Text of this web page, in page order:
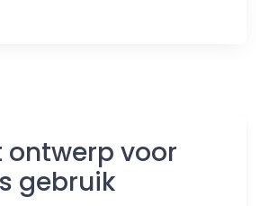
ontwerp voor
gebruik